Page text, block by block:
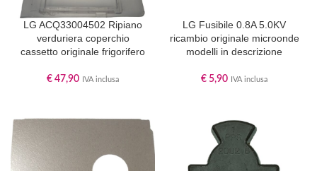
LG ACQ33004502 Ripiano
verduriera coperchio
cassetto originale frigorifero
€ 47,90 IVA inclusa
LG Fusibile 0.8A 5.0KV
ricambio originale microonde
modelli in descrizione
€ 5,90 IVA inclusa